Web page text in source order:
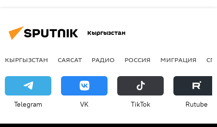
Кыргызстан
КЫРГЫЗСТАН САЯСАТ РАДИО РОССИЯ МИГРАЦИЯ
Telegram VK ТikТоk Rutube